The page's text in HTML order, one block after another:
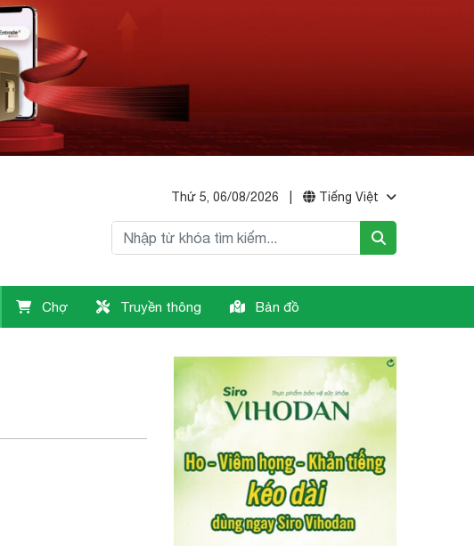
Thứ 5, 06/08/2026 Tiếng Việt
Chợ Truyền thông Bản đồ